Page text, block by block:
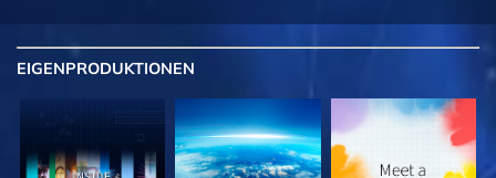
EIGENPRODUKTIONEN